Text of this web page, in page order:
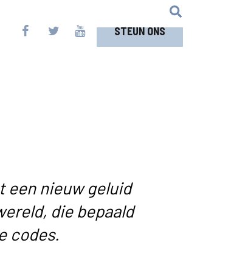
STEUN ONS
een nieuw geluid
die bepaald
codes.